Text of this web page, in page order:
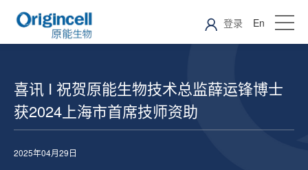
登录 En
喜讯 I 祝贺原能生物技术总监薛运锋博士
获2024上海市首席技师资助
2025年04月29日